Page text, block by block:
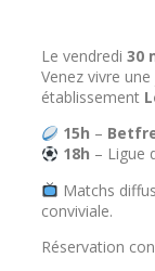
Le vendredi 30
Venez vivre
établissement
15h –
18h – Ligue
Matchs
conviviale.
Réservation